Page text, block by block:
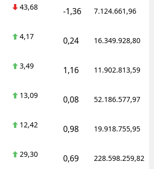
43,68 -1,36 7.124.661,96
4,17 0,24 16.349.928,80
3,49 1,16 11.902.813,59
13,09 0,08 52.186.577,97
12,42 0,98 19.918.755,95
29,30 0,69 228.598.259,82